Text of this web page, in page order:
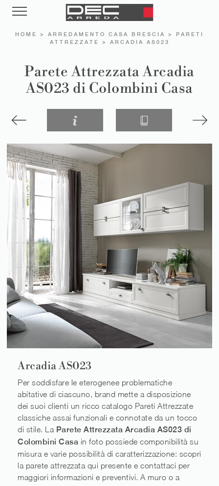
HOME > ARREDAMENTO CASA BRESCIA > PARETI
ATTREZZATE
> ARCADIA AS023
Parete Attrezzata Arcadia
AS023 di Colombini Casa
Arcadia AS023
Per soddisfare le eterogenee problematiche
abitative di ciascuno, brand mette a disposizione
dei suoi clienti un ricco catalogo Pareti Attrezzate
classiche assai funzionali e connotate da un tocco
di stile. La Parete Attrezzata Arcadia AS023 di
Colombini Casa in foto possiede componibilità su
misura e varie possibilità di caratterizzazione: scopri
la parete attrezzata qui presente e contattaci per
maggiori informazioni e preventivi. A muro o a